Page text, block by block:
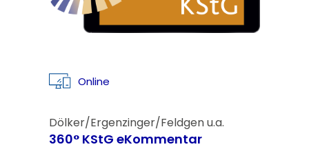
Online
Dölker/Ergenzinger/Feldgen u.a.
360° KStG eKommentar